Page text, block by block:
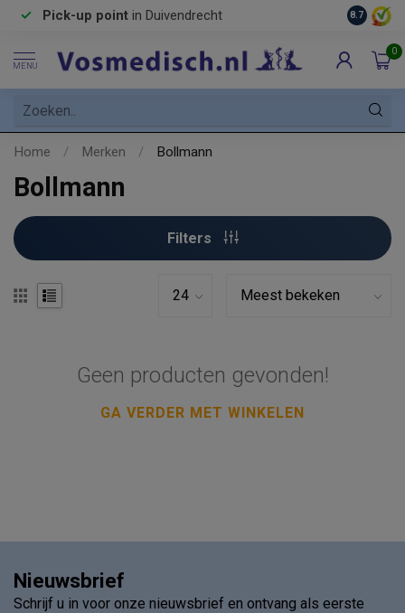
Pick-up point in Duivendrecht 8.7
MENU
0
Home / Merken / Bollmann
Bollmann
Filters
Geen producten gevonden!
GA VERDER MET WINKELEN
Nieuwsbrief
Schrijf u in voor onze nieuwsbrief en ontvang als eerste